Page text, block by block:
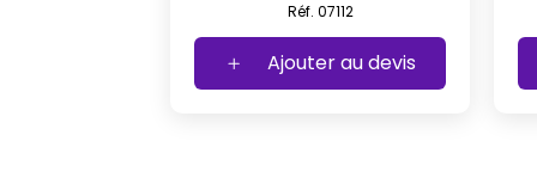
Réf. 07112
Ajouter au devis